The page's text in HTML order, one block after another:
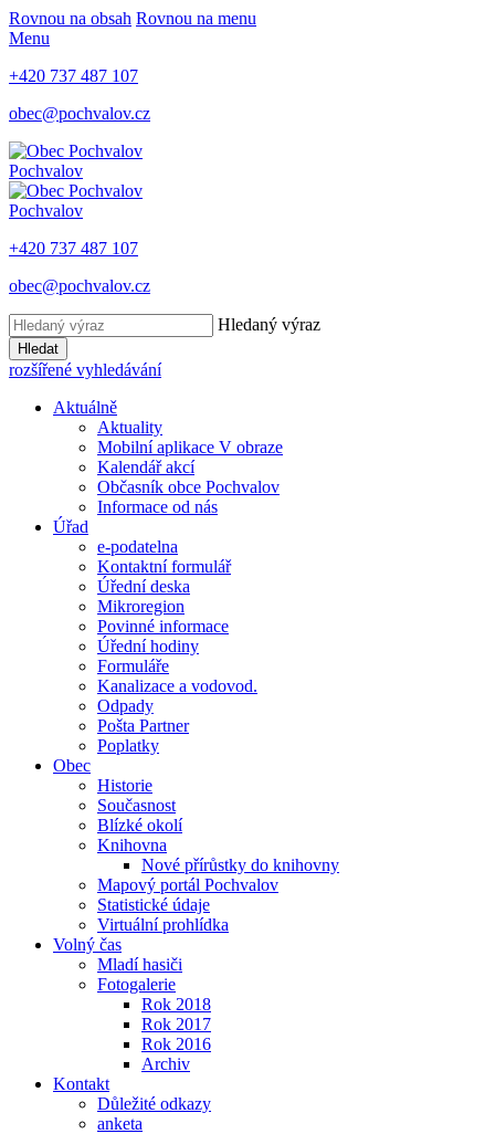
Rovnou na obsah Rovnou na menu
Menu
+420 737 487 107
obec@pochvalov.cz
Pochvalov
Pochvalov
+420 737 487 107
obec@pochvalov.cz
Hledaný výraz
Hledat
rozšířené vyhledávání
Aktuálně
Aktuality
Mobilní aplikace V obraze
Kalendář akcí
Občasník obce Pochvalov
Informace od nás
Úřad
e-podatelna
Kontaktní formulář
Úřední deska
Mikroregion
Povinné informace
Úřední hodiny
Formuláře
Kanalizace a vodovod.
Odpady
Pošta Partner
Poplatky
Obec
Historie
Současnost
Blízké okolí
Knihovna
Nové přírůstky do knihovny
Mapový portál Pochvalov
Statistické údaje
Virtuální prohlídka
Volný čas
Mladí hasiči
Fotogalerie
Rok 2018
Rok 2017
Rok 2016
Archiv
Kontakt
Důležité odkazy
anketa